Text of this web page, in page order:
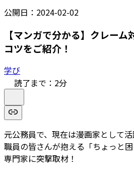
公開日： 2024-02-02
【マンガで分かる】クレー
コツをご紹介！
学び
読了まで： 2分
元公務員で、現在は漫画家として活
職員の皆さんが抱える「ちょっと
専門家に突撃取材！